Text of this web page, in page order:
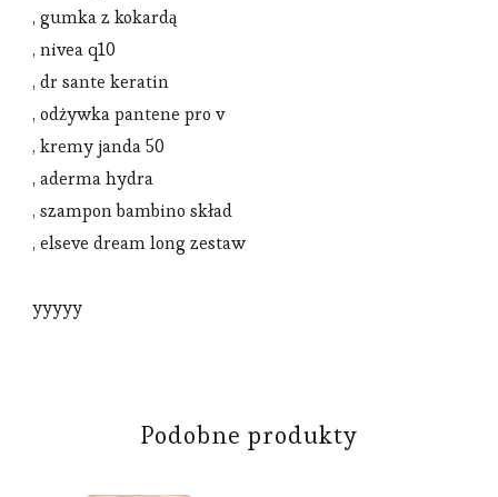
, gumka z kokardą
, nivea q10
, dr sante keratin
, odżywka pantene pro v
, kremy janda 50
, aderma hydra
, szampon bambino skład
, elseve dream long zestaw
yyyyy
Podobne produkty